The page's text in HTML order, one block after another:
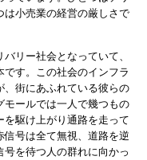
は小売業の経営の厳しさで
リー社会となっていて、
す。この社会のインフラ
、街にあふれている彼らの
モールでは一人で幾つもの
駆け上がり通路を走って
号は全て無視、道路を逆
を待つ人の群れに向かっ